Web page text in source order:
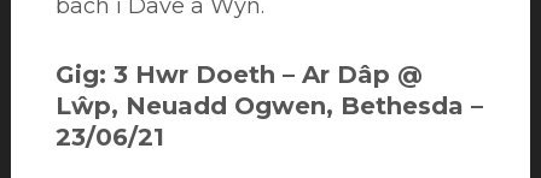
bach i Dave a Wyn.
Gig: 3 Hwr Doeth – Ar Dâp @
Lŵp, Neuadd Ogwen, Bethesda –
23/06/21